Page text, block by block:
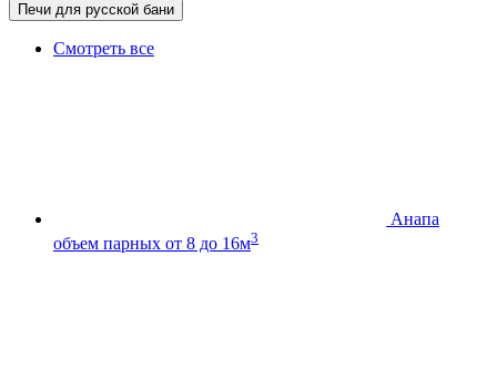
Печи для русской бани
Смотреть все
Анапа
объем парных от 8 до 16м3